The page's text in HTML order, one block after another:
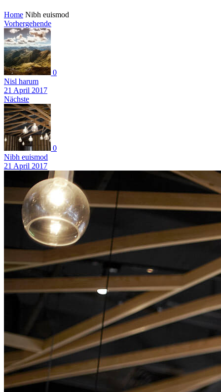
Home Nibh euismod
Vorhergehende
0
Nisl harum
21 April 2017
Nächste
0
Nibh euismod
21 April 2017